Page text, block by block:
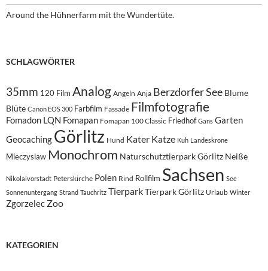
Around the Hühnerfarm mit the Wundertüte.
SCHLAGWÖRTER
35mm 120 Film Analog Angeln Anja Berzdorfer See Blume
Blüte Canon EOS 300 Farbfilm Fassade Filmfotografie
Fomadon LQN Fomapan Fomapan 100 Classic Friedhof Gans Garten
Geocaching Görlitz Hund Kater Katze Kuh Landeskrone
Mieczyslaw Monochrom Naturschutztierpark Görlitz Neiße
Nikolaivorstadt Peterskirche Polen Rind Rollfilm Sachsen See
Sonnenuntergang Strand Tauchritz TierparkTierpark Görlitz Urlaub Winter
Zgorzelec Zoo
KATEGORIEN